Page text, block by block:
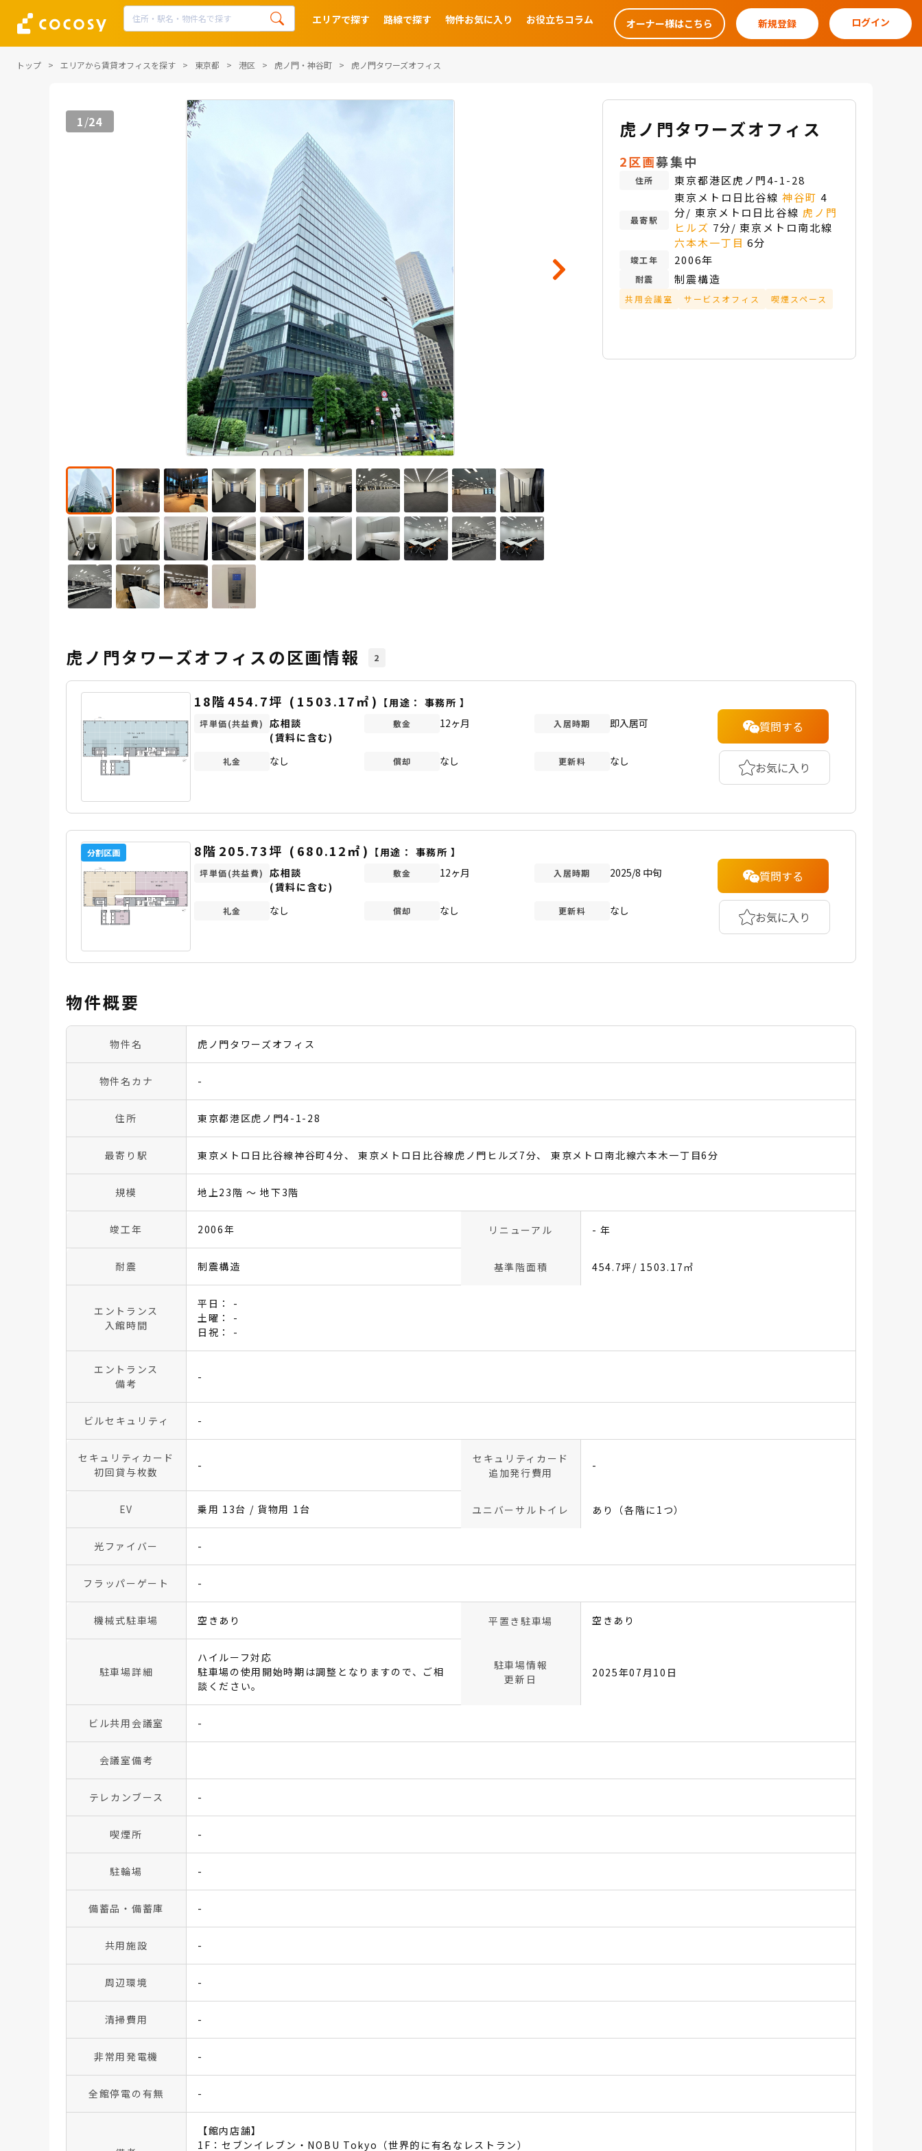
エリアで探す 路線で探す 物件お気に入り お役立ちコラム オーナー様はこちら 新規登録 ログイン
トップ エリアから賃貸オフィスを探す 東京都 港区 虎ノ門・神谷町 虎ノ門タワーズオフィス
1/24 虎ノ門タワーズオフィス
2区画募集中
住所 東京都港区虎ノ門4-1-28
最寄駅
東京メトロ日比谷線神谷町 4
分/ 東京メトロ日比谷線 虎ノ門
ヒルズ 7分/ 東京メトロ南北線
六本木一丁目 6分
竣工年 2006年
耐震 制震構造
共用会議室 サービスオフィス 喫煙スペース
虎ノ門タワーズオフィスの区画情報 2
18階454.7坪 ( 1503.17㎡ ) 【用途： 事務所 】
坪単価(共益費)
応相談
(賃料に含む)
敷金 12ヶ月 入居時期 即入居可
礼金 なし 償却 なし 更新料 なし
質問する
お気に入り
分割区画 8階 205.73坪 ( 680.12㎡ ) 【用途： 事務所 】
坪単価(共益費)
応相談
(賃料に含む)
敷金 12ヶ月 入居時期 2025/8 中旬
礼金 なし 償却 なし 更新料 なし
質問する
お気に入り
物件概要
物件名 虎ノ門タワーズオフィス
物件名カナ -
住所 東京都港区虎ノ門4-1-28
最寄り駅 東京メトロ日比谷線神谷町4分 東京メトロ日比谷線虎ノ門ヒルズ7分 東京メトロ南北線六本木一丁目6分
規模 地上23階 〜 地下3階
竣工年 2006年 リニューアル - 年
耐震 制震構造 基準階面積 454.7坪 / 1503.17㎡
エントランス
入館時間
平日： -
土曜： -
日祝： -
エントランス
備考
-
ビルセキュリティ -
セキュリティカード
初回貸与枚数
-
セキュリティカード
追加発行費用
-
EV 乗用 13台 / 貨物用 1台 ユニバーサルトイレ あり（各階に1つ）
光ファイバー -
フラッパーゲート -
機械式駐車場 空きあり 平置き駐車場 空きあり
駐車場詳細
ハイルーフ対応
駐車場の使用開始時期は調整となりますので、ご相
談ください。
駐車場情報
更新日
2025年07月10日
ビル共用会議室 -
会議室備考
テレカンブース -
喫煙所 -
駐輪場 -
備蓄品・備蓄庫 -
共用施設 -
周辺環境 -
清掃費用 -
非常用発電機 -
全館停電の有無 -
【館内店舗】
1F：セブンイレブン・NOBU Tokyo（世界的に有名なレストラン）